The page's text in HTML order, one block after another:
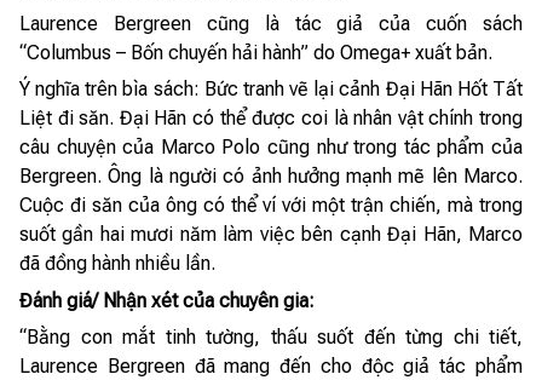
Laurence Bergreen cũng là tác giả của cuốn sách
“Columbus – Bốn chuyến hải hành” do Omega+ xuất bản.
Ý nghĩa trên bìa sách: Bức tranh vẽ lại cảnh Đại Hãn Hốt Tất
Liệt đi săn. Đại Hãn có thể được coi là nhân vật chính trong
câu chuyện của Marco Polo cũng như trong tác phẩm của
Bergreen. Ông là người có ảnh hưởng mạnh mẽ lên Marco.
Cuộc đi săn của ông có thể ví với một trận chiến, mà trong
suốt gần hai mươi năm làm việc bên cạnh Đại Hãn, Marco
đã đồng hành nhiều lần.
Đánh giá/ Nhận xét của chuyên gia:
“Bằng con mắt tinh tường, thấu suốt đến từng chi tiết,
Laurence Bergreen đã mang đến cho độc giả tác phẩm